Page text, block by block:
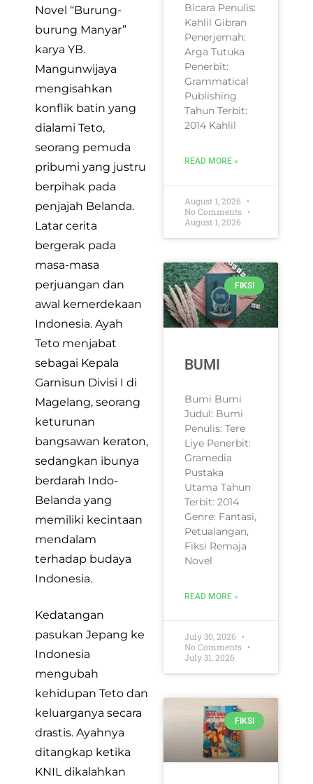
Novel “Burung-
burung Manyar”
karya YB.
Mangunwijaya
mengisahkan
konflik batin yang
dialami Teto,
seorang pemuda
pribumi yang justru
berpihak pada
penjajah Belanda.
Latar cerita
bergerak pada
masa-masa
perjuangan dan
awal kemerdekaan
Indonesia. Ayah
Teto menjabat
sebagai Kepala
Garnisun Divisi I di
Magelang, seorang
keturunan
bangsawan keraton,
sedangkan ibunya
berdarah Indo-
Belanda yang
memiliki kecintaan
mendalam
terhadap budaya
Indonesia.
Kedatangan
pasukan Jepang ke
Indonesia
mengubah
kehidupan Teto dan
keluarganya secara
drastis. Ayahnya
ditangkap ketika
KNIL dikalahkan
Bicara Penulis:
Kahlil Gibran
Penerjemah:
Arga Tutuka
Penerbit:
Grammatical
Publishing
Tahun Terbit:
2014 Kahlil
READ MORE »
August 1, 2026
No Comments
August 1, 2026
FIKSI
BUMI
Bumi Bumi
Judul: Bumi
Penulis: Tere
Liye Penerbit:
Gramedia
Pustaka
Utama Tahun
Terbit: 2014
Genre: Fantasi,
Petualangan,
Fiksi Remaja
Novel
READ MORE »
July 30, 2026
No Comments
July 31, 2026
FIKSI